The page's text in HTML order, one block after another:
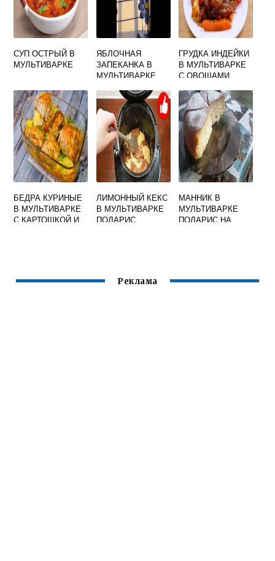
СУП ОСТРЫЙ В
МУЛЬТИВАРКЕ
ЯБЛОЧНАЯ
ЗАПЕКАНКА В
МУЛЬТИВАРКЕ
ГРУДКА ИНДЕЙКИ
В МУЛЬТИВАРКЕ
С ОВОЩАМИ
БЕДРА КУРИНЫЕ
В МУЛЬТИВАРКЕ
С КАРТОШКОЙ И
ЛИМОННЫЙ КЕКС
В МУЛЬТИВАРКЕ
ПОЛАРИС
МАННИК В
МУЛЬТИВАРКЕ
ПОЛАРИС НА
Реклама